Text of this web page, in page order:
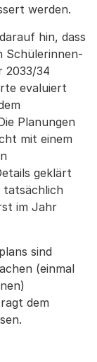
werden.
hin, dass
Schülerinnen-
2033/34
evaluiert
Planungen
mit einem
geklärt
tatsächlich
im Jahr
sind
(einmal
dem